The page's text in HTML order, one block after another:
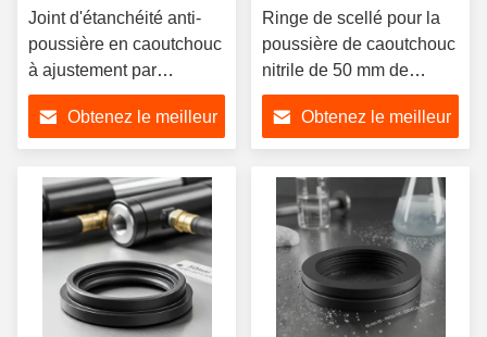
Joint d'étanchéité anti-
poussière en caoutchouc
à ajustement par
pression, diamètre
extérieur de 50 mm,
résistant à l'huile pour
systèmes hydrauliques
Obtenez le meilleur
Ringe de scellé pour la
poussière de caoutchouc
nitrile de 50 mm de
diamètre extérieur et 3
m/s de tours pour les
systèmes hydrauliques
Obtenez le meilleur